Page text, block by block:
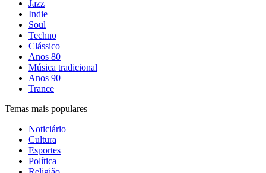
Jazz
Indie
Soul
Techno
Clássico
Anos 80
Música tradicional
Anos 90
Trance
Temas mais populares
Noticiário
Cultura
Esportes
Política